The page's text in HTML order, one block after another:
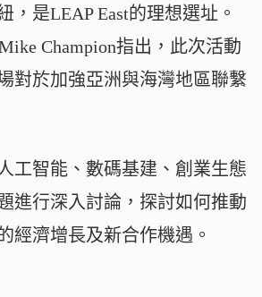
，是LEAP East的理想選址。
Champion指出，此次活動
對於加強亞洲與海灣地區聯繫
工智能、數碼基建、創業生態
進行深入討論，探討如何推動
經濟增長及新合作機遇。